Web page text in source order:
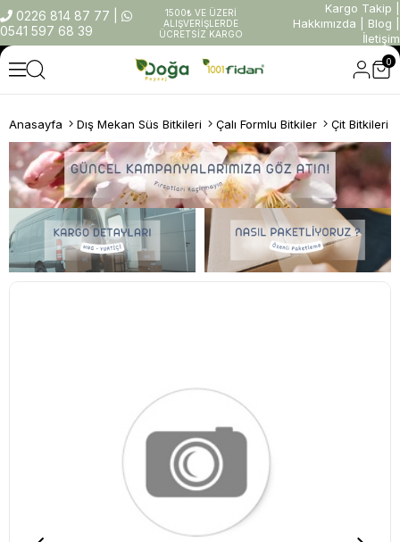
0226 814 87 77
0541 597 68 39
1500₺ VE ÜZERİ
ALIŞVERİŞLERDE
ÜCRETSİZ KARGO
Kargo Takip
Hakkımızda
Blog
İletişim
0
Anasayfa Dış Mekan Süs Bitkileri Çalı Formlu Bitkiler Çit Bitkileri